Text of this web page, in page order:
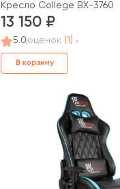
Кресло College BX-3760
13 150
5.0 оценок (1)
В корзину